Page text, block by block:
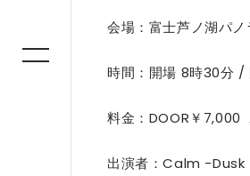
会場：富士芦ノ湖パ
時間：開場 8時30分 /
料金：DOOR￥7,000
出演者：Calm -